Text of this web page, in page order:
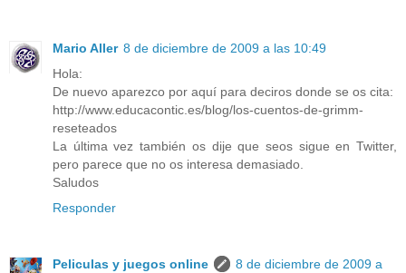
Mario Aller 8 de diciembre de 2009 a las 10:49
Hola:
De nuevo aparezco por aquí para deciros donde se os cita:
http://www.educacontic.es/blog/los-cuentos-de-grimm-
reseteados
La última vez también os dije que seos sigue en Twitter,
pero parece que no os interesa demasiado.
Saludos
Responder
Peliculas y juegos online
8 de diciembre de 2009 a